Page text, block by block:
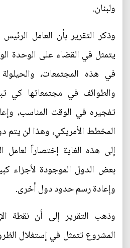
ولبنان.
وذكر التقرير بأن العامل
يتمثل في القضاء على الوحدة
في هذه المجتمعات،
والطوائف في مجتمعاتها كي
تفجيره في الوقت المناسب،
المخطط الأمريكي، وهذا لن
إلى هذه الغاية إختصاراً
بعض الدول الموجودة لأجزاء
وإعادة رسم حدود دول أخرى.
وذهب التقرير إلى أن نقطة
المشروع تتمثل في إستغلال